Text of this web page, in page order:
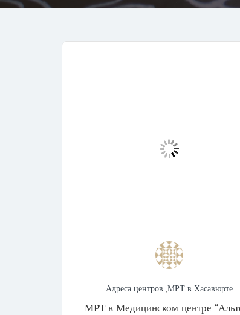
Адреса центров ,МРТ в Хасавюрте
МРТ в Медицинском центре